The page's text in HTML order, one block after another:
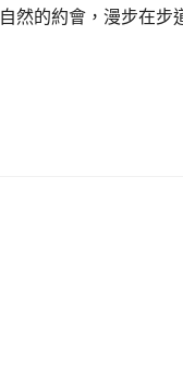
然的約會，漫步在步